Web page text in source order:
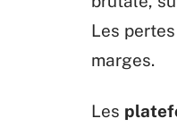
Les
marges.
Les